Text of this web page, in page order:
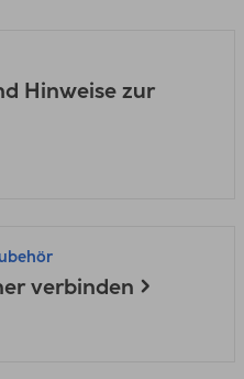
Hinweise zur
verbinden